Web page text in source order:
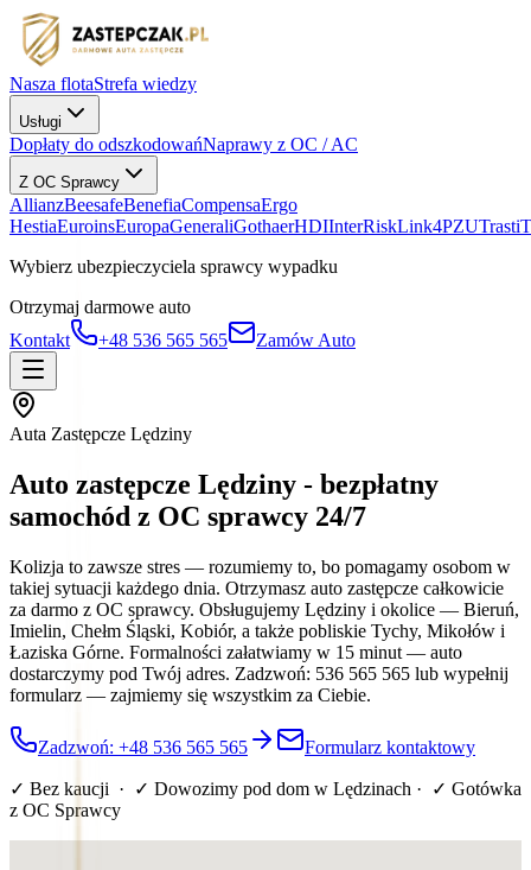
Nasza flotaStrefa wiedzy
Usługi
Dopłaty do odszkodowańNaprawy z OC / AC
Z OC Sprawcy
AllianzBeesafeBenefiaCompensaErgo
HestiaEuroinsEuropaGeneraliGothaerHDIInterRiskLink4PZUTrasti
Wybierz ubezpieczyciela sprawcy wypadku
Otrzymaj darmowe auto
Kontakt
+48 536 565 565 Zamów Auto
Auta Zastępcze Lędziny
Auto zastępcze Lędziny - bezpłatny
samochód z OC sprawcy 24/7
Kolizja to zawsze stres — rozumiemy to, bo pomagamy osobom w
takiej sytuacji każdego dnia. Otrzymasz auto zastępcze całkowicie
za darmo z OC sprawcy. Obsługujemy Lędziny i okolice — Bieruń,
Imielin, Chełm Śląski, Kobiór, a także pobliskie Tychy, Mikołów i
Łaziska Górne. Formalności załatwiamy w 15 minut — auto
dostarczymy pod Twój adres. Zadzwoń: 536 565 565 lub wypełnij
formularz — zajmiemy się wszystkim za Ciebie.
Zadzwoń: +48 536 565 565 Formularz kontaktowy
✓ Bez kaucji · ✓ Dowozimy pod dom w Lędzinach · ✓ Gotówka
z OC Sprawcy